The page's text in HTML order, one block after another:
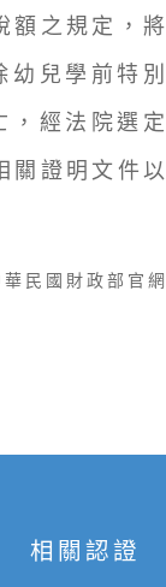
額之規定，將
兒學前特別
，經法院選定
關證明文件以
民國財政部官網
相關認證